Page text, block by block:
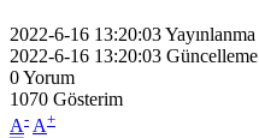
2022-6-16 13:20:03Yayınlanma
2022-6-16 13:20:03 Güncelleme
0Yorum
1070 Gösterim
A- A+